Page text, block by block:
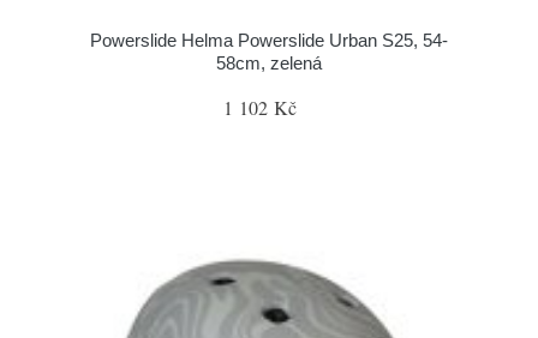
Powerslide Helma Powerslide Urban S25, 54-
58cm, zelená
1 102 Kč